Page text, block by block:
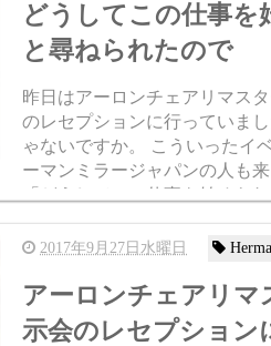
どうしてこの仕事を
と尋ねられたので
昨日はアーロンチェアリマス
のレセプションに行っていま
ゃないですか。 こういったイベントですし、ハ
ーマンミラージャパンの人も来
「どうしてこの仕事を始めら
と尋ねられました。 いや別に初めて会う人でも
ないのですが ...
2017年9月27日水曜日
アーロンチェアリマ
示会のレセプション